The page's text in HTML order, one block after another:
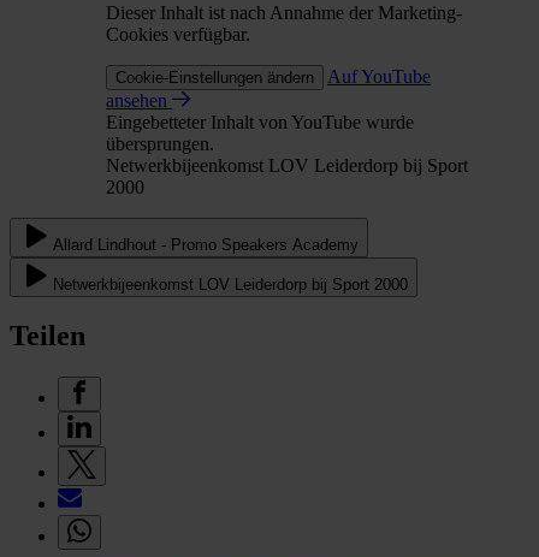
Dieser Inhalt ist nach Annahme der Marketing-
Cookies verfügbar.
Cookie-Einstellungen ändern
Auf YouTube
ansehen
Eingebetteter Inhalt von YouTube wurde
übersprungen.
Netwerkbijeenkomst LOV Leiderdorp bij Sport
2000
Allard Lindhout - Promo Speakers Academy
Netwerkbijeenkomst LOV Leiderdorp bij Sport 2000
Teilen